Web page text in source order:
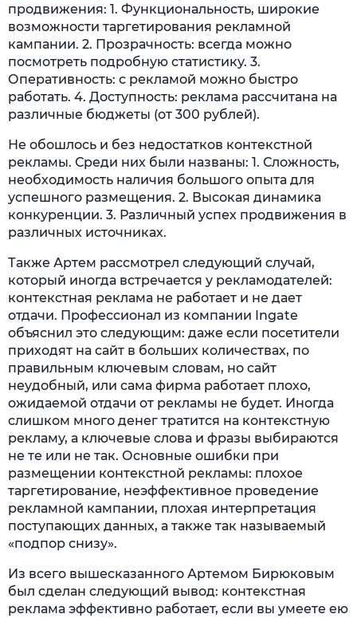
продвижения: 1. Функциональность, широкие
возможности таргетирования рекламной
кампании. 2. Прозрачность: всегда можно
посмотреть подробную статистику. 3.
Оперативность: с рекламой можно быстро
работать. 4. Доступность: реклама рассчитана на
различные бюджеты (от 300 рублей).
Не обошлось и без недостатков контекстной
рекламы. Среди них были названы: 1. Сложность,
необходимость наличия большого опыта для
успешного размещения. 2. Высокая динамика
конкуренции. 3. Различный успех продвижения в
различных источниках.
Также Артем рассмотрел следующий случай,
который иногда встречается у рекламодателей:
контекстная реклама не работает и не дает
отдачи. Профессионал из компании Ingate
объяснил это следующим: даже если посетители
приходят на сайт в больших количествах, по
правильным ключевым словам, но сайт
неудобный, или сама фирма работает плохо,
ожидаемой отдачи от рекламы не будет. Иногда
слишком много денег тратится на контекстную
рекламу, а ключевые слова и фразы выбираются
не те или не так. Основные ошибки при
размещении контекстной рекламы: плохое
таргетирование, неэффективное проведение
рекламной кампании, плохая интерпретация
поступающих данных, а также так называемый
«подпор снизу».
Из всего вышесказанного Артемом Бирюковым
был сделан следующий вывод: контекстная
реклама эффективно работает, если вы умеете ею